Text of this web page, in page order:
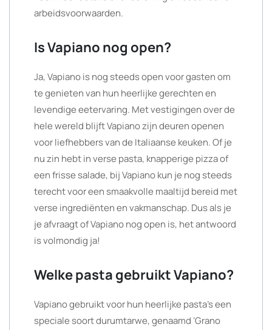
arbeidsvoorwaarden.
Is Vapiano nog open?
Ja, Vapiano is nog steeds open voor gasten om
te genieten van hun heerlijke gerechten en
levendige eetervaring. Met vestigingen over de
hele wereld blijft Vapiano zijn deuren openen
voor liefhebbers van de Italiaanse keuken. Of je
nu zin hebt in verse pasta, knapperige pizza of
een frisse salade, bij Vapiano kun je nog steeds
terecht voor een smaakvolle maaltijd bereid met
verse ingrediënten en vakmanschap. Dus als je
je afvraagt of Vapiano nog open is, het antwoord
is volmondig ja!
Welke pasta gebruikt Vapiano?
Vapiano gebruikt voor hun heerlijke pasta’s een
speciale soort durumtarwe, genaamd ‘Grano